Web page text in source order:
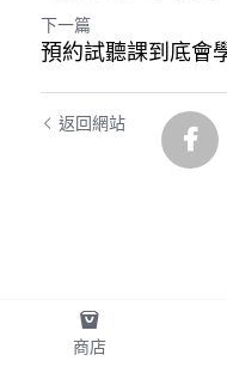
下一篇
預約試聽課到底會
返回網站
商店